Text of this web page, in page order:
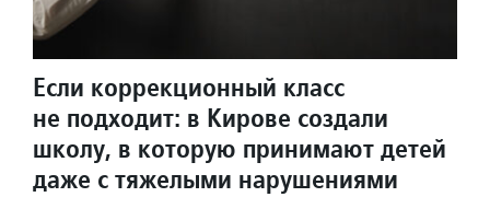
Если коррекционный класс
не подходит: в Кирове создали
школу, в которую принимают детей
даже с тяжелыми нарушениями